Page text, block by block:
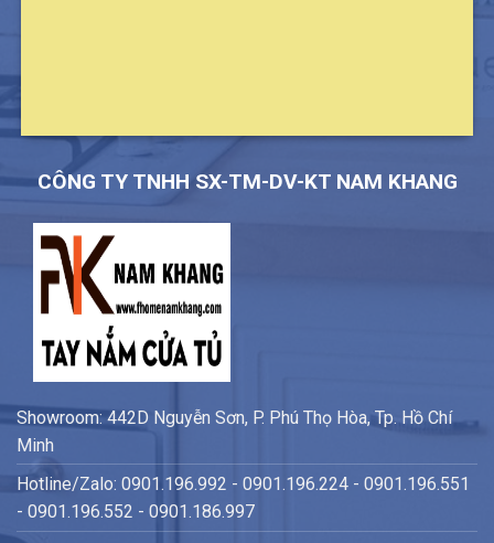
CÔNG TY TNHH SX-TM-DV-KT NAM KHANG
Showroom: 442D Nguyễn Sơn, P. Phú Thọ Hòa, Tp. Hồ Chí
Minh
Hotline/Zalo: 0901.196.992 - 0901.196.224 - 0901.196.551
- 0901.196.552 - 0901.186.997